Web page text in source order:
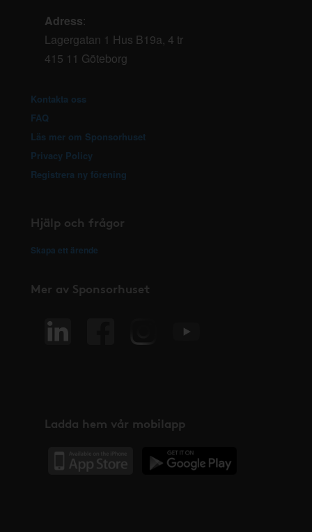
Adress:
Lagergatan 1 Hus B19a, 4 tr
415 11 Göteborg
Kontakta oss
FAQ
Läs mer om Sponsorhuset
Privacy Policy
Registrera ny förening
Hjälp och frågor
Skapa ett ärende
Mer av Sponsorhuset
Ladda hem vår mobilapp